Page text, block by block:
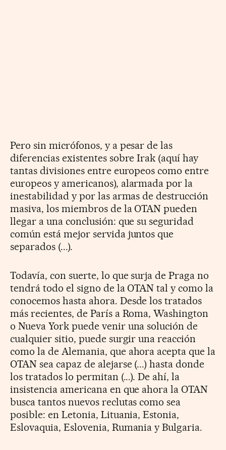
Pero sin micrófonos, y a pesar de las
diferencias existentes sobre Irak (aquí hay
tantas divisiones entre europeos como entre
europeos y americanos), alarmada por la
inestabilidad y por las armas de destrucción
masiva, los miembros de la OTAN pueden
llegar a una conclusión: que su seguridad
común está mejor servida juntos que
separados (...).
Todavía, con suerte, lo que surja de Praga no
tendrá todo el signo de la OTAN tal y como la
conocemos hasta ahora. Desde los tratados
más recientes, de París a Roma, Washington
o Nueva York puede venir una solución de
cualquier sitio, puede surgir una reacción
como la de Alemania, que ahora acepta que la
OTAN sea capaz de alejarse (...) hasta donde
los tratados lo permitan (...). De ahí, la
insistencia americana en que ahora la OTAN
busca tantos nuevos reclutas como sea
posible: en Letonia, Lituania, Estonia,
Eslovaquia, Eslovenia, Rumania y Bulgaria.